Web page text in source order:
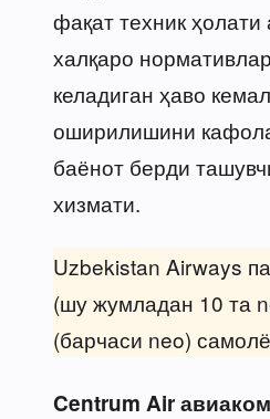
фақат техник ҳолати
халқаро
келадиган ҳаво
оширилишини
баёнот берди
хизмати.
Uzbekistan Airways
(шу жумладан 10 та
(барчаси neo)
Centrum Air